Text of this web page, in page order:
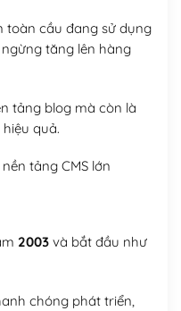
cầu đang sử dụng
tăng lên hàng
tảng blog mà còn là
quả.
tảng CMS lớn
2003và bắt đầu như
chóng phát triển,